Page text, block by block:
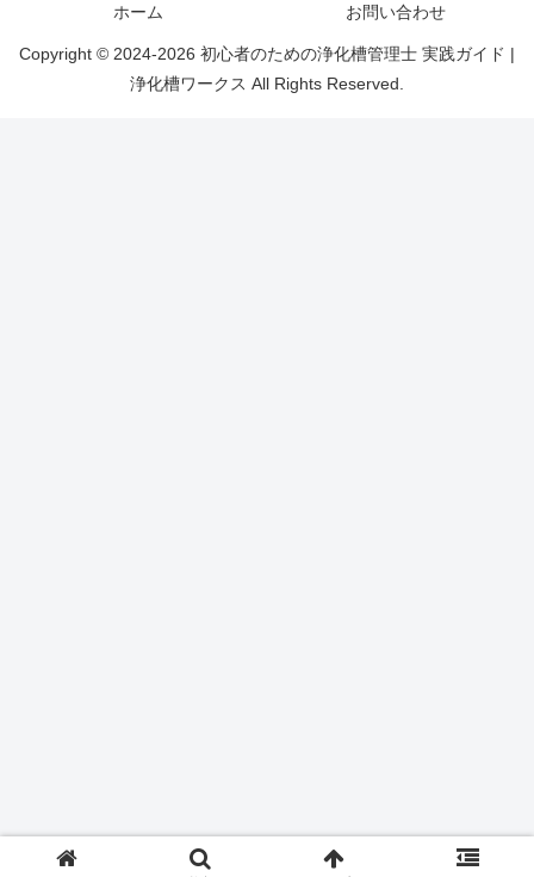
ホーム お問い合わせ
Copyright © 2024-2026 初心者のための浄化槽管理士 実践ガイド |
浄化槽ワークス All Rights Reserved.